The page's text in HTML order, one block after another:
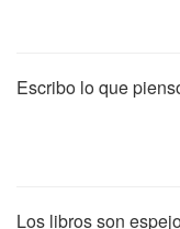
Escribo lo que
Los libros son